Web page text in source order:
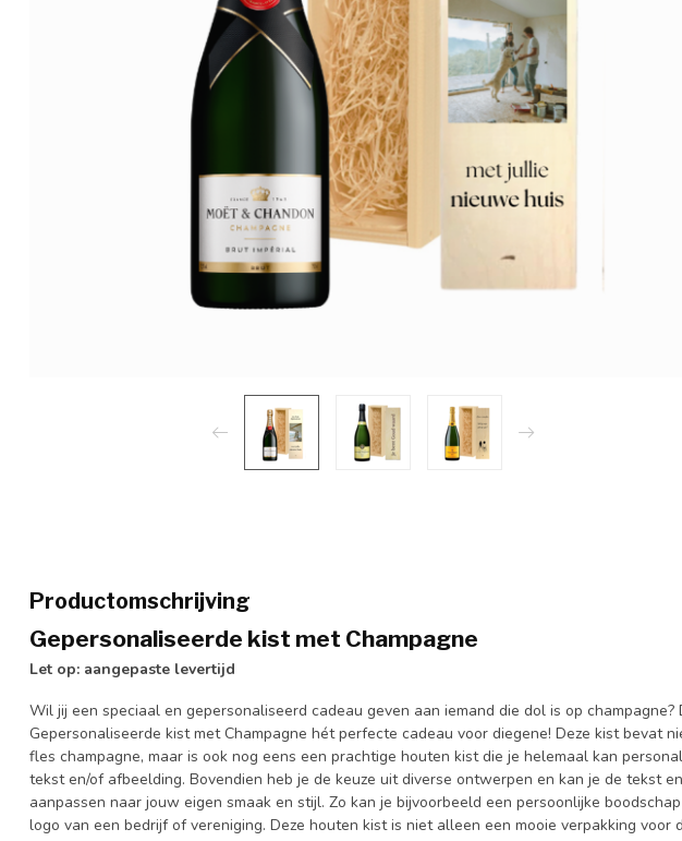
Productomschrijving
Gepersonaliseerde kist met Champagne
Let op: aangepaste levertijd
Wil jij een speciaal en gepersonaliseerd cadeau geven aan iemand die dol is op champagne?
Gepersonaliseerde kist met Champagne hét perfecte cadeau voor diegene! Deze kist bevat
fles champagne, maar is ook nog eens een prachtige houten kist die je helemaal kan
tekst en/of afbeelding. Bovendien heb je de keuze uit diverse ontwerpen en kan je de tekst
aanpassen naar jouw eigen smaak en stijl. Zo kan je bijvoorbeeld een persoonlijke
logo van een bedrijf of vereniging. Deze houten kist is niet alleen een mooie verpakking voor